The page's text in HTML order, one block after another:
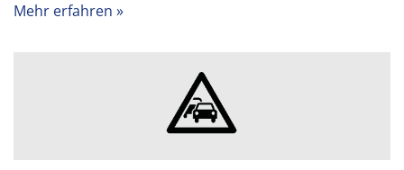
Mehr erfahren